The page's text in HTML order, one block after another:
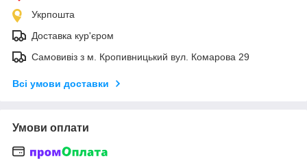
Укрпошта
Доставка кур'єром
Самовивіз з м. Кропивницький вул. Комарова 29
Всі умови доставки
Умови оплати